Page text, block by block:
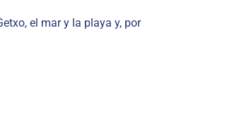
el mar y la playa y, por